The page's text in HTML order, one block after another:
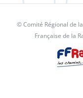
© Comité Régional de
Française de la